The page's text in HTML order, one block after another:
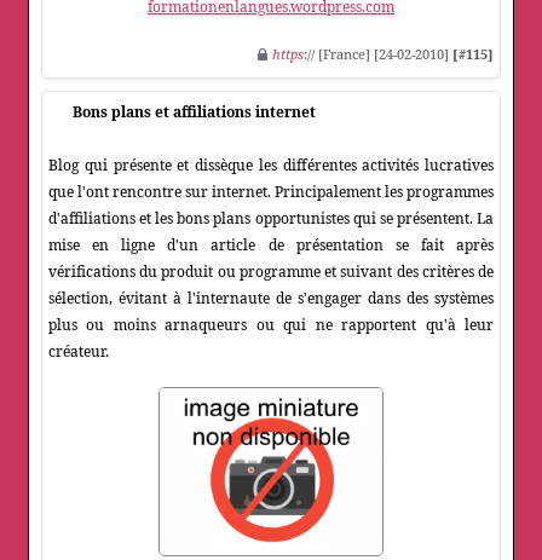
formationenlangues.wordpress.com
https:// [France] [24-02-2010] [#115]
Bons plans et affiliations internet
Blog qui présente et dissèque les différentes activités lucratives
que l'ont rencontre sur internet. Principalement les programmes
d'affiliations et les bons plans opportunistes qui se présentent. La
mise en ligne d'un article de présentation se fait après
vérifications du produit ou programme et suivant des critères de
sélection, évitant à l'internaute de s'engager dans des systèmes
plus ou moins arnaqueurs ou qui ne rapportent qu'à leur
créateur.